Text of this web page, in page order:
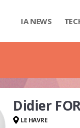
IA NEWS
Didier
LE HAVRE